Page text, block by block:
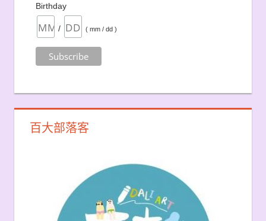
Birthday
/ ( mm / dd )
百大部落客